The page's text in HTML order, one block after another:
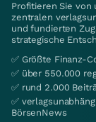
Profitieren Sie
zentralen
und fundierten
strategische
✅ Größte Finanz-
✅ über 550.000
✅ rund 2.000
✅
BörsenNews